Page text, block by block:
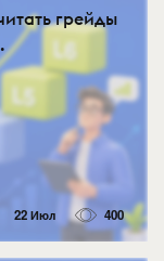
грейды
22 Июл 400